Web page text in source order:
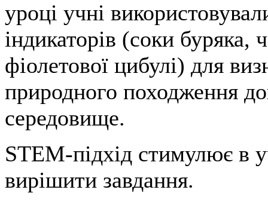
уроці учні
індикаторів (соки буряка,
фіолетової цибулі) для
природного походження
середовище.
STEM-підхід стимулює в
вирішити завдання.